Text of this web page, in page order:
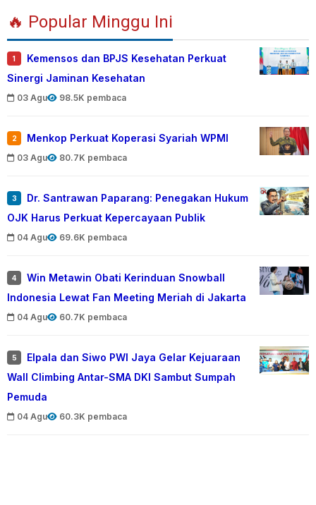
🔥 Popular Minggu Ini
1
Kemensos dan BPJS Kesehatan Perkuat
Sinergi Jaminan Kesehatan
03 Agu 98.5K pembaca
2 Menkop Perkuat Koperasi Syariah WPMI
03 Agu 80.7K pembaca
3
Dr. Santrawan Paparang: Penegakan Hukum
OJK Harus Perkuat Kepercayaan Publik
04 Agu 69.6K pembaca
4
Win Metawin Obati Kerinduan Snowball
Indonesia Lewat Fan Meeting Meriah di Jakarta
04 Agu 60.7K pembaca
5
Elpala dan Siwo PWI Jaya Gelar Kejuaraan
Wall Climbing Antar-SMA DKI Sambut Sumpah
Pemuda
04 Agu 60.3K pembaca